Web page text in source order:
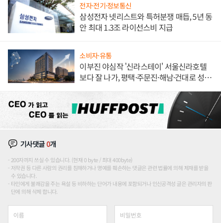
전자·전기·정보통신
삼성전자 넷리스트와 특허분쟁 매듭, 5년 동
안 최대 1.3조 라이선스비 지급
소비자·유통
이부진 야심작 '신라스테이' 서울신라호텔
보다 잘 나가, 평택·주문진·해남·건대로 성
기사댓글0개
200자까지 쓰실 수 있습니다. (현재 0 byte / 최대 400byte)
저작권 등 다른 사람의 권리를 침해하거나 명예를 훼손하는 댓글은 관련 법률에 의해 제재를 받을
수 있습니다.
타인에게 불쾌감을 주는 욕설 등 비하하는 단어가 내용에 포함되거나 인신공격성 글은 관리자의 판
단에 의해 삭제 합니다.